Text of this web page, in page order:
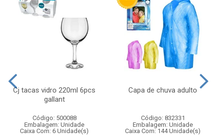
Cj tacas vidro 220ml 6pcs
gallant
Código: 500088
Embalagem: Unidade
Caixa Com: 6 Unidade(s)
Capa de chuva adulto
Código: 832331
Embalagem: Unidade
Caixa Com: 144 Unidade(s)